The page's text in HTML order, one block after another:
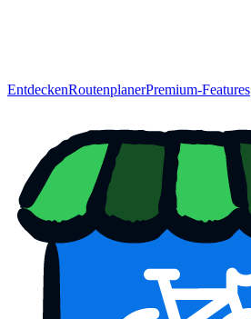
EntdeckenRoutenplanerPremium-Features